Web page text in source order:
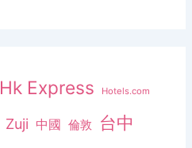
Hk Express Hotels.com
Zuji 中國 倫敦 台中